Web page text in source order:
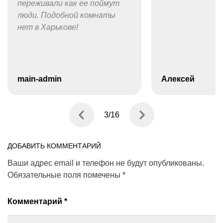
переживали как ее поймут
люди. Подобной комнаты
нет в Харькове!
main-admin Алексей
3/16
ДОБАВИТЬ КОММЕНТАРИЙ
Ваши адрес email и телефон не будут опубликованы.
Обязательные поля помечены *
Комментарий *